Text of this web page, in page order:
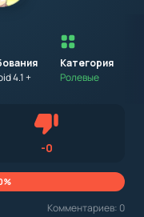
4.1 +
установкой
приложения
на
устройство
с
указываем
минимальные
необходимые
Категория
Ролевые
версию Android
версию для
-0Не нравится
Комментариев: 0